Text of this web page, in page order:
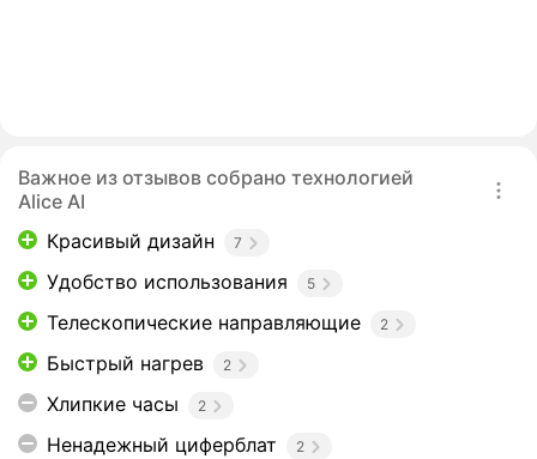
Важное из отзывов собрано технологией
Alice AI
Красивый дизайн
7
Удобство использования 5
Телескопические направляющие 2
Быстрый нагрев 2
Хлипкие часы 2
Ненадежный циферблат 2